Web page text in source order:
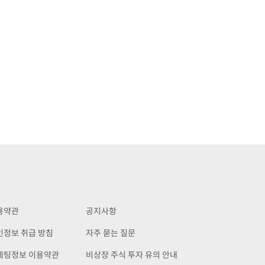
약관
정보 취급 방침
팅정보 이용약관
공지사항
자주 묻는 질문
비상장 주식 투자 유의 안내